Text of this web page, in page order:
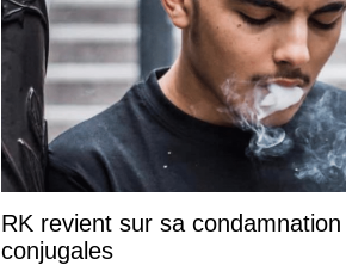
RK revient sur sa
conjugales